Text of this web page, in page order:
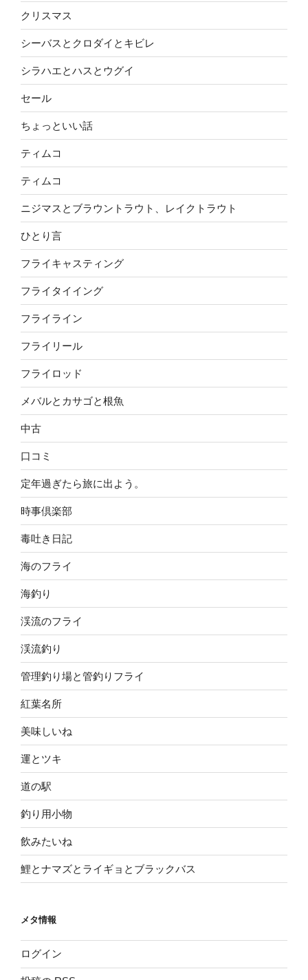
クリスマス
シーバスとクロダイとキビレ
シラハエとハスとウグイ
セール
ちょっといい話
ティムコ
ティムコ
ニジマスとブラウントラウト、レイクトラウト
ひとり言
フライキャスティング
フライタイイング
フライライン
フライリール
フライロッド
メバルとカサゴと根魚
中古
口コミ
定年過ぎたら旅に出よう。
時事倶楽部
毒吐き日記
海のフライ
海釣り
渓流のフライ
渓流釣り
管理釣り場と管釣りフライ
紅葉名所
美味しいね
運とツキ
道の駅
釣り用小物
飲みたいね
鯉とナマズとライギョとブラックバス
メタ情報
ログイン